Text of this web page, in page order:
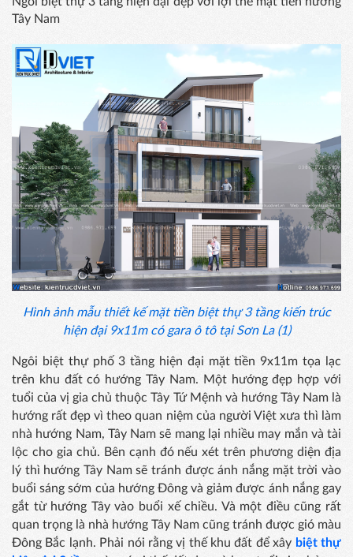
Tây Nam
Hình ảnh mẫu thiết kế mặt tiền biệt thự 3 tầng kiến trúc
hiện đại 9x11m có gara ô tô tại Sơn La (1)
Ngôi biệt thự phố 3 tầng hiện đại mặt tiền 9x11m tọa lạc
trên khu đất có hướng Tây Nam. Một hướng đẹp hợp với
tuổi của vị gia chủ thuộc Tây Tứ Mệnh và hướng Tây Nam là
hướng rất đẹp vì theo quan niệm của người Việt xưa thì làm
nhà hướng Nam, Tây Nam sẽ mang lại nhiều may mắn và tài
lộc cho gia chủ. Bên cạnh đó nếu xét trên phương diện địa
lý thì hướng Tây Nam sẽ tránh được ánh nắng mặt trời vào
buổi sáng sớm của hướng Đông và giảm được ánh nắng gay
gắt từ hướng Tây vào buổi xế chiều. Và một điều cũng rất
quan trọng là nhà hướng Tây Nam cũng tránh được gió màu
Đông Bắc lạnh. Phải nói rằng vị thế khu đất để xây biệt thự